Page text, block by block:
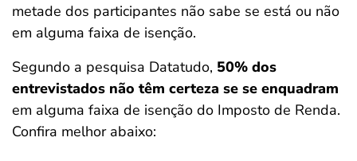
metade dos participantes não sabe se está ou não
em alguma faixa de isenção.
Segundo a pesquisa Datatudo, 50% dos
entrevistados não têm certeza se se enquadram
em alguma faixa de isenção do Imposto de Renda.
Confira melhor abaixo: